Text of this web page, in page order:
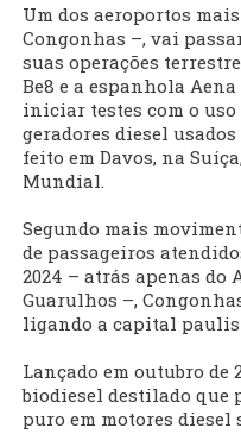
Um dos aeroportos
Congonhas –, vai
suas operações
Be8 e a espanhola
iniciar testes com o
geradores diesel
feito em Davos, na
Mundial.
Segundo mais
de passageiros
2024 – atrás apenas
Guarulhos –,
ligando a capital
Lançado em outubro de
biodiesel destilado que
puro em motores